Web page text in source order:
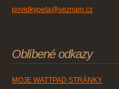
povidkypeta@seznam.cz
Oblíbené odkazy
MOJE WATTPAD STRÁNKY